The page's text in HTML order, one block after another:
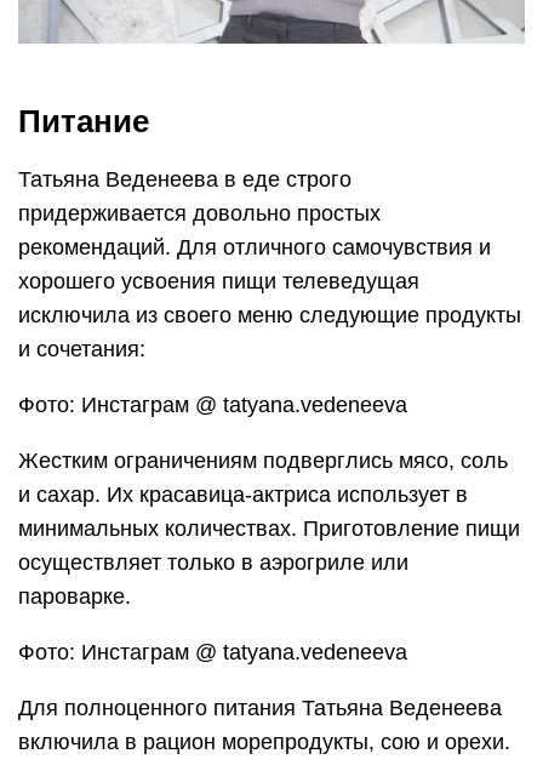
Питание
Татьяна Веденеева в еде строго
придерживается довольно простых
рекомендаций. Для отличного самочувствия и
хорошего усвоения пищи телеведущая
исключила из своего меню следующие продукты
и сочетания:
Фото: Инстаграм @ tatyana.vedeneeva
Жестким ограничениям подверглись мясо, соль
и сахар. Их красавица-актриса использует в
минимальных количествах. Приготовление пищи
осуществляет только в аэрогриле или
пароварке.
Фото: Инстаграм @ tatyana.vedeneeva
Для полноценного питания Татьяна Веденеева
включила в рацион морепродукты, сою и орехи.